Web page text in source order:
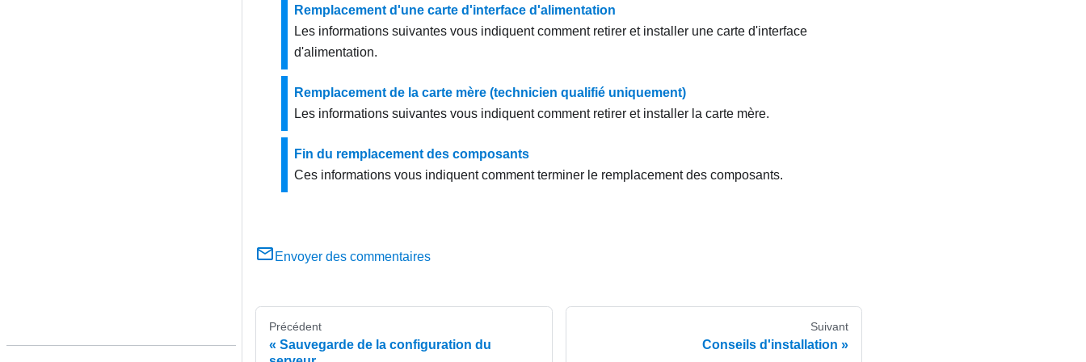
Remplacement d'une carte d'interface d'alimentation
Les informations suivantes vous indiquent comment retirer et installer une carte d'interface
d'alimentation.
Remplacement de la carte mère (technicien qualifié uniquement)
Les informations suivantes vous indiquent comment retirer et installer la carte mère.
Fin du remplacement des composants
Ces informations vous indiquent comment terminer le remplacement des composants.
Envoyer des commentaires
Précédent
Sauvegarde de la configuration du
Suivant
Conseils d'installation